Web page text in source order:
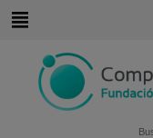
contenido